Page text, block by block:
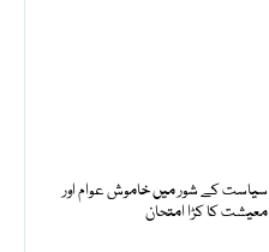
سیاست کے شور میں خاموش عوام اور
معیشت کا کڑا امتحان